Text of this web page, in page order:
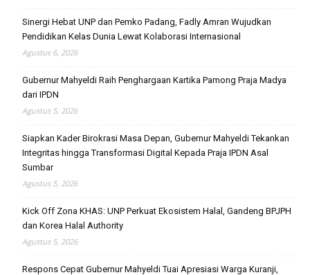
Sinergi Hebat UNP dan Pemko Padang, Fadly Amran Wujudkan
Pendidikan Kelas Dunia Lewat Kolaborasi Internasional
Agustus 6, 2026
Gubernur Mahyeldi Raih Penghargaan Kartika Pamong Praja Madya
dari IPDN
Agustus 5, 2026
Siapkan Kader Birokrasi Masa Depan, Gubernur Mahyeldi Tekankan
Integritas hingga Transformasi Digital Kepada Praja IPDN Asal
Sumbar
Agustus 5, 2026
Kick Off Zona KHAS: UNP Perkuat Ekosistem Halal, Gandeng BPJPH
dan Korea Halal Authority
Agustus 5, 2026
Respons Cepat Gubernur Mahyeldi Tuai Apresiasi Warga Kuranji,